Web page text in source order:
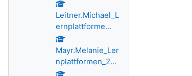
Leitner.Michael_L
ernplattforme...
Mayr.Melanie_Ler
nplattformen_2...